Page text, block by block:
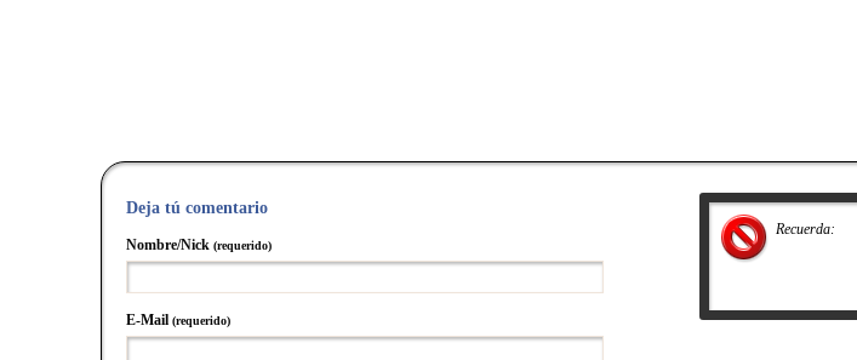
Recuerda:
Deja tú comentario
Nombre/Nick (requerido)
E-Mail (requerido)